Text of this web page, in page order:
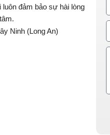
đảm bảo sự hài lòng
Ninh (Long An)